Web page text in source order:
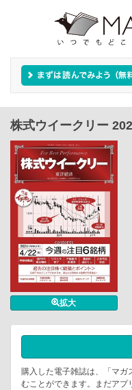
株式ウイークリー
拡大
購入した電子雑誌は、「マ
むことができます。まだアプ